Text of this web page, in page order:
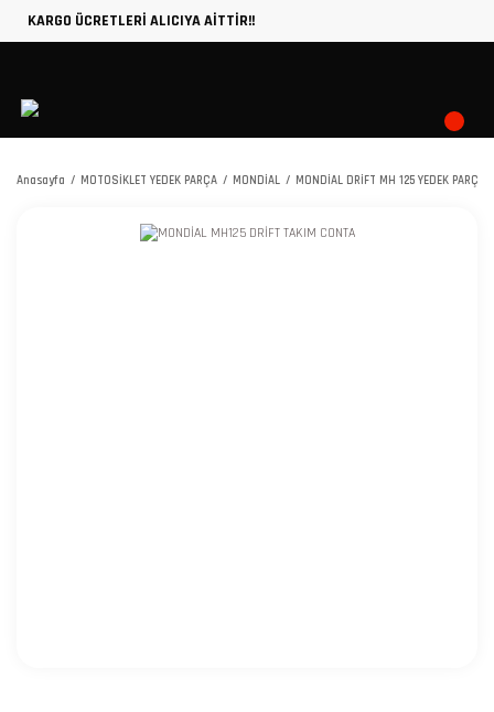
KARGO ÜCRETLERİ ALICIYA AİTTİR!!
Anasayfa MOTOSİKLET YEDEK PARÇA MONDİAL MONDİAL DRİFT MH 125 YEDEK PARÇA